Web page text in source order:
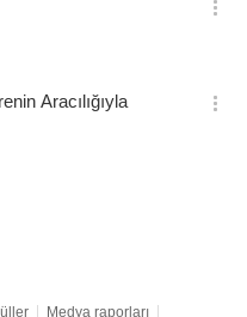
기
옵
기
Aracılığıyla
옵
Medya raporları